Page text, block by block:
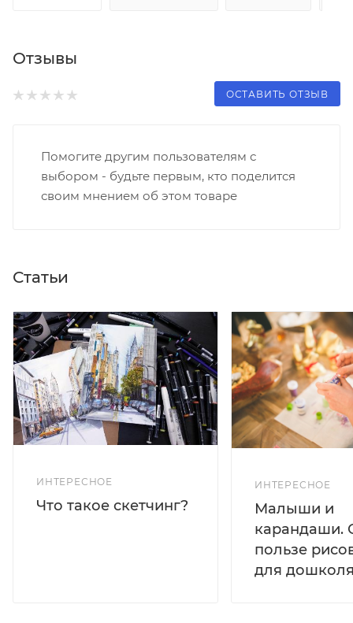
Отзывы
ОСТАВИТЬ ОТЗЫВ
Помогите другим пользователям с
выбором - будьте первым, кто поделится
своим мнением об этом товаре
Статьи
ИНТЕРЕСНОЕ
Что такое скетчинг?
ИНТЕРЕСНОЕ
Малыши и
карандаши.
пользе
для